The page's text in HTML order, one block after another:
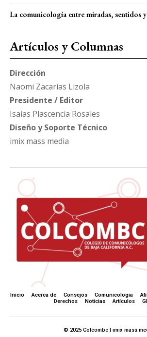
La comunicología entre miradas, sentidos
Artículos y Columnas
Dirección
Naomi Zacarías Lizola
Presidente / Editor
Isaías Plascencia Rosales
Diseño y Soporte Técnico
imix mass media
Inicio Acerca de Consejos Comunicología
Derechos
Noticias Artículos
© 2025 Colcombc | imix mass